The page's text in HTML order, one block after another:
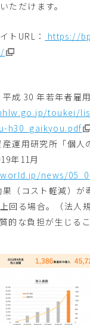
ただけます。
トURL：
https://
成 30 年若年者雇
toukei/
h30_gaikyou.pdf
運用研究所「個人
年11月
news/05_
（コスト軽減） が
回る場合。（法人
的な負担が生じる